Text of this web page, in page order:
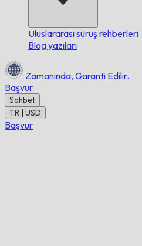
Uluslararası sürüş rehberleri
Blog yazıları
Zamanında, Garanti Edilir.
Başvur
Sohbet
TR | USD
Başvur